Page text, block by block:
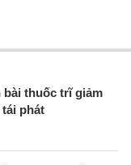
bài thuốc trĩ giảm
phát